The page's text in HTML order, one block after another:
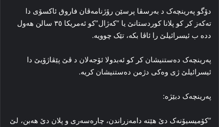
دۆگو په‌رینچه‌ک د به‌رسڤا پرسێن رۆژنامەڤان فاروق ئاکسۆی دا
ته‌که‌ز کر کو پلانا کوردستانێ یا “که‌ژال”کو ئەمریکا ۳٥ سالن هه‌ول
دده‌ ب ئیسرائیلێ را ئاڤا بکه‌، تێک چوویه‌.
په‌رینچه‌ک ده‌ستنیشان کر کو ئەبدولا ئۆجەلان د ڤێ پێڤاژۆیێ دا
ئیسرائیلێ ژی وه‌کی دژمن ده‌ستنیشان کریه‌.
په‌رینچه‌ک دبێژه‌:
“کۆمیسیۆنه‌ک دێ هێتە دامه‌زراندن، چاره‌سه‌ری و پلان دێ هه‌بن، لێ